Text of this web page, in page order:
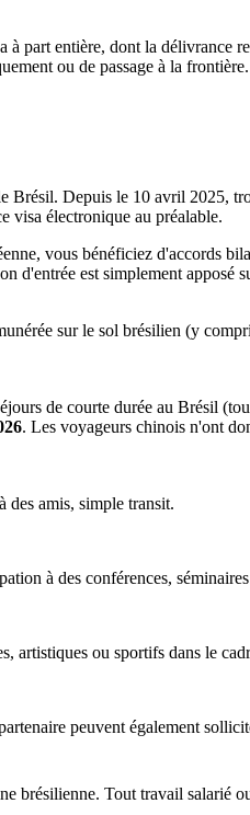
part entière, dont la délivrance
ou de passage à la frontière.
Depuis le 10 avril 2025,
visa électronique au préalable.
vous bénéficiez d'accords
d'entrée est simplement apposé
sur le sol brésilien (y
de courte durée au Brésil
. Les voyageurs chinois n'ont
des amis, simple transit.
à des conférences,
artistiques ou sportifs dans le
peuvent également
brésilienne. Tout travail salarié